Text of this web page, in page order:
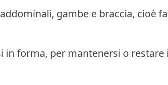
gambe e braccia, cioè
in forma, per mantenersi o